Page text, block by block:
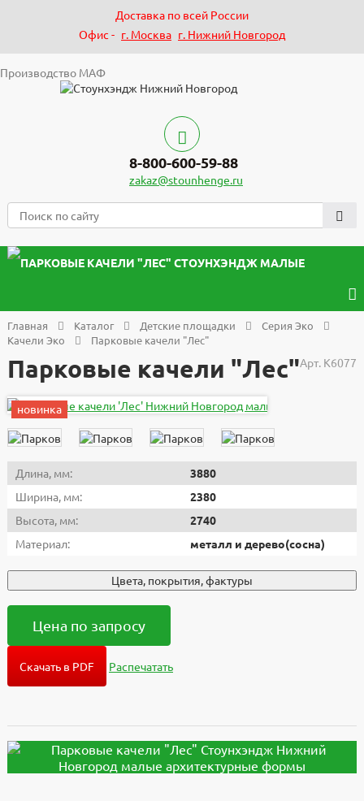
Доставка по всей России
Офис - г. Москва г. Нижний Новгород
Производство МАФ
8-800-600-59-88
zakaz@stounhenge.ru
Главная Каталог Детские площадки
Серия Эко
Качели Эко
Парковые качели "Лес"
Арт. К6077
Парковые качели "Лес"
новинка
Длина, мм:
3880
Ширина, мм:
2380
Высота, мм:
2740
Материал:
металл и дерево(сосна)
Цвета, покрытия, фактуры
Цена по запросу
Скачать в PDF Распечатать